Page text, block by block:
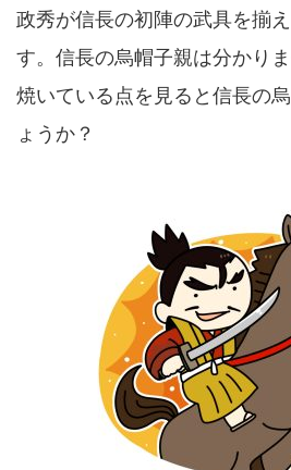
政秀が信長の初陣の武具を揃
す。信長の烏帽子親は分かり
焼いている点を見ると信長の
ょうか？